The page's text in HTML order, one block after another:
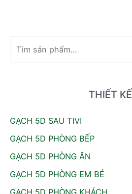
ì
ế
m
:
THIẾT KẾ
GẠCH 5D SAU TIVI
GẠCH 5D PHÒNG BẾP
GẠCH 5D PHÒNG ĂN
GẠCH 5D PHÒNG EM BÉ